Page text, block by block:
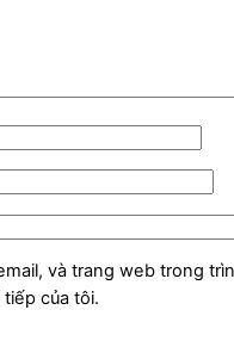
và trang web trong
của tôi.